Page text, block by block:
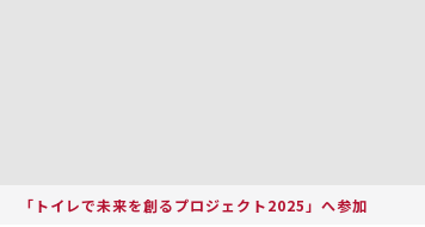
「トイレで未来を創るプロジェクト2025」へ参加